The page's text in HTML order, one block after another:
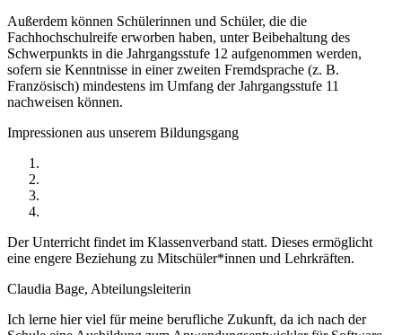
Außerdem können Schülerinnen und Schüler, die die
Fachhochschulrei­fe erworben haben, unter Beibehaltung des
Schwerpunkts in die Jahr­gangsstufe 12 aufgenommen werden,
sofern sie Kenntnisse in einer zweiten Fremdsprache (z. B.
Französisch) mindestens im Umfang der Jahrgangsstufe 11
nachweisen können.
Impressionen aus unserem Bildungsgang
Der Unterricht findet im Klassenverband statt. Dieses ermöglicht
eine engere Beziehung zu Mitschüler*innen und Lehrkräften.
Claudia Bage, Abteilungsleiterin
Ich lerne hier viel für meine berufliche Zukunft, da ich nach der